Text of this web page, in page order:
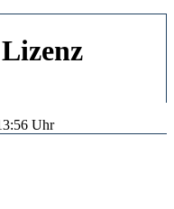
Uhr